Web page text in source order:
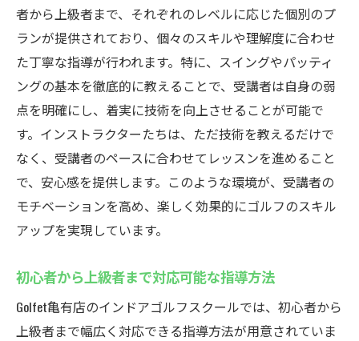
者から上級者まで、それぞれのレベルに応じた個別のプ
ランが提供されており、個々のスキルや理解度に合わせ
た丁寧な指導が行われます。特に、スイングやパッティ
ングの基本を徹底的に教えることで、受講者は自身の弱
点を明確にし、着実に技術を向上させることが可能で
す。インストラクターたちは、ただ技術を教えるだけで
なく、受講者のペースに合わせてレッスンを進めること
で、安心感を提供します。このような環境が、受講者の
モチベーションを高め、楽しく効果的にゴルフのスキル
アップを実現しています。
初心者から上級者まで対応可能な指導方法
Golfet亀有店のインドアゴルフスクールでは、初心者から
上級者まで幅広く対応できる指導方法が用意されていま